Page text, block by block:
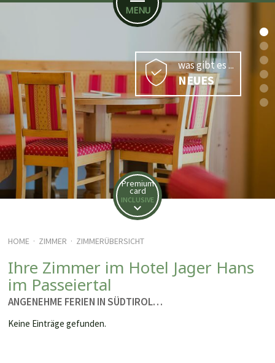
MENU
was gibt es ...
NEUES
Premium
card
INCLUSIVE
HOME · ZIMMER · ZIMMERÜBERSICHT
Ihre Zimmer im Hotel Jager Hans
im Passeiertal
ANGENEHME FERIEN IN SÜDTIROL…
Keine Einträge gefunden.